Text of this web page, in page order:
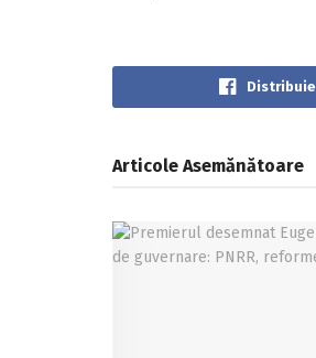
Distribuie
Articole Asemănătoare